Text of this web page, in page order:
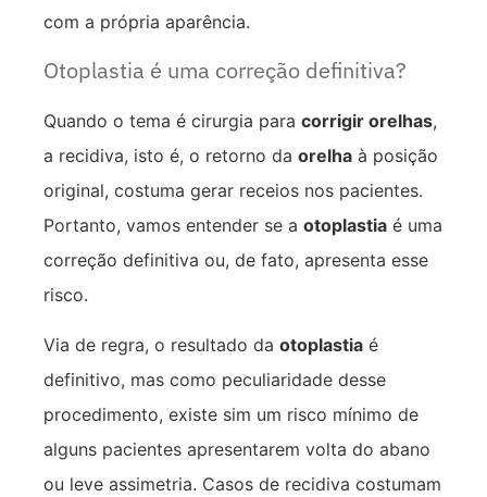
com a própria aparência.
Otoplastia é uma correção definitiva?
Quando o tema é cirurgia para corrigir orelhas,
a recidiva, isto é, o retorno da orelha à posição
original, costuma gerar receios nos pacientes.
Portanto, vamos entender se a otoplastia é uma
correção definitiva ou, de fato, apresenta esse
risco.
Via de regra, o resultado da otoplastia é
definitivo, mas como peculiaridade desse
procedimento, existe sim um risco mínimo de
alguns pacientes apresentarem volta do abano
ou leve assimetria. Casos de recidiva costumam